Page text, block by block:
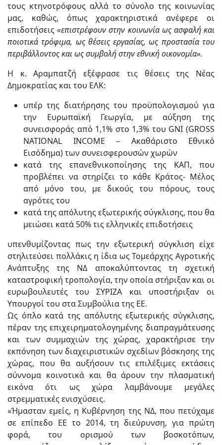
τους κτηνοτρόφους αλλά το σύνολο της κοινωνίας
μας, καθώς, όπως χαρακτηριστικά ανέφερε οι
επιδοτήσεις«επιστρέφουν στην κοινωνία ως ασφαλή και
ποιοτικά τρόφιμα, ως θέσεις εργασίας, ως προστασία του
περιβάλλοντος και ως συμβολή στην εθνική οικονομία».
Η κ. Αραμπατζή εξέφρασε τις θέσεις της Νέας
Δημοκρατίας και του ΕΛΚ:
υπέρ της διατήρησης του προϋπολογισμού για
την Ευρωπαϊκή Γεωργία, με αύξηση της
συνεισφοράς από 1,1% στο 1,3% του GNI (GROSS
NATIONAL INCOME – Ακαθάριστο Εθνικό
Εισόδημα) των συνεισφερουσών χωρών
κατά της επανεθνικοποίησης της ΚΑΠ, που
προβλέπει να στηρίζει το κάθε Κράτος- Μέλος
από μόνο του, με δικούς του πόρους, τους
αγρότες του
κατά της απόλυτης εξωτερικής σύγκλισης, που θα
μειώσει κατά 50% τις ελληνικές επιδοτήσεις
υπενθυμίζοντας πως την εξωτερική σύγκλιση είχε
στηλιτεύσει πολλάκις η ίδια ως Τομεάρχης Αγροτικής
Ανάπτυξης της ΝΔ αποκαλύπτοντας τη σχετική
καταστροφική τροπολογία, την οποία στήριξαν και οι
ευρωβουλευτές του ΣΥΡΙΖΑ και υποστήριξαν οι
Υπουργοί του στα Συμβούλια της ΕΕ.
Ως όπλο κατά της απόλυτης εξωτερικής σύγκλισης,
πέραν της επιχειρηματολογημένης διαπραγμάτευσης
και των συμμαχιών της χώρας, χαρακτήρισε την
εκπόνηση των διαχειριστικών σχεδίων βόσκησης της
χώρας, που θα αυξήσουν τις επιλέξιμες εκτάσεις
σύννομα κοινοτικά και θα άρουν την πλασματική
εικόνα ότι ως χώρα λαμβάνουμε μεγάλες
στρεμματικές ενισχύσεις.
«Ήμασταν εμείς, η Κυβέρνηση της ΝΔ, που πετύχαμε
σε επίπεδο ΕΕ το 2014, τη διεύρυνση, για πρώτη
φορά, του ορισμού των βοσκοτόπων,